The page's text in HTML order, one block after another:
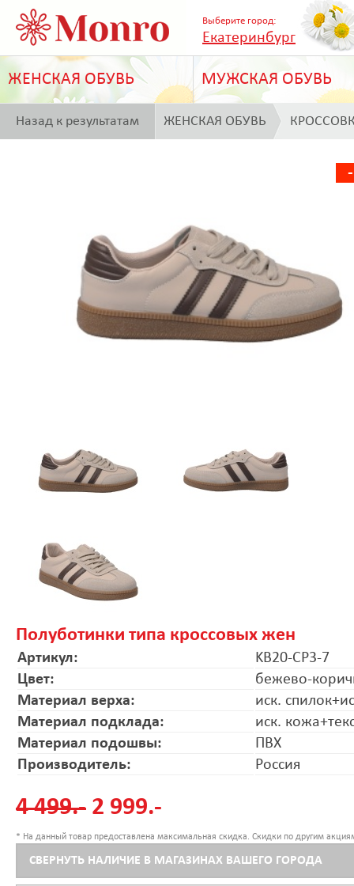
Выберите город:
Екатеринбург
ЖЕНСКАЯ ОБУВЬ МУЖСКАЯ ОБУВЬ
Назад к результатам ЖЕНСКАЯ ОБУВЬ
Полуботинки типа кроссовых жен
Артикул:
KB20-CP3-7
Цвет:
бежево-
Материал верха:
иск.
Материал подклада:
иск.
Материал подошвы:
ПВХ
Производитель:
Россия
4 499.- 2 999.-
* На данный товар предоставлена максимальная скидка. Скидки по другим
СВЕРНУТЬ НАЛИЧИЕ В МАГАЗИНАХ ВАШЕГО ГОРОДА